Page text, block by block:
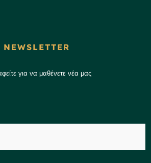
NEWSLETTER
για να μαθένετε νέα μας